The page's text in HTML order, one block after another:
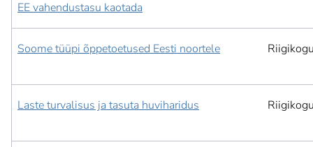
EE vahendustasu kaotada
Soome tüüpi õppetoetused Eesti noortele
Laste turvalisus ja tasuta huviharidus